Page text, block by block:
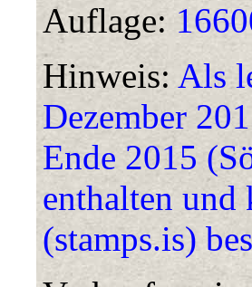
Auflage:
Hinweis: Als
Dezember
Ende 2015
enthalten
(stamps.is)